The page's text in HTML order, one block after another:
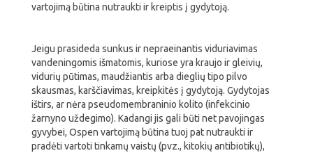
vartojimą būtina nutraukti ir kreiptis į gydytoją.
Jeigu prasideda sunkus ir nepraeinantis viduriavimas
vandeningomis išmatomis, kuriose yra kraujo ir gleivių,
vidurių pūtimas, maudžiantis arba dieglių tipo pilvo
skausmas, karščiavimas, kreipkitės į gydytoją. Gydytojas
ištirs, ar nėra pseudomembraninio kolito (infekcinio
žarnyno uždegimo). Kadangi jis gali būti net pavojingas
gyvybei, Ospen vartojimą būtina tuoj pat nutraukti ir
pradėti vartoti tinkamų vaistų (pvz., kitokių antibiotikų),